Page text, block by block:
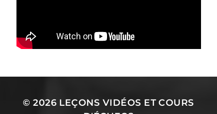
© 2026 LEÇONS VIDÉOS ET COURS